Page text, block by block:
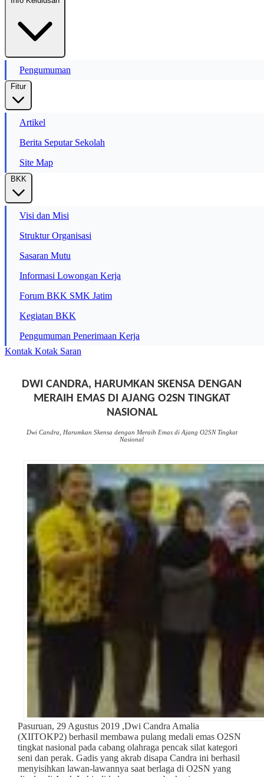
Pengumuman
Fitur
Artikel
Berita Seputar Sekolah
Site Map
BKK
Visi dan Misi
Struktur Organisasi
Sasaran Mutu
Informasi Lowongan Kerja
Forum BKK SMK Jatim
Kegiatan BKK
Pengumuman Penerimaan Kerja
Kontak Kotak Saran
DWI CANDRA, HARUMKAN SKENSA DENGAN
MERAIH EMAS DI AJANG O2SN TINGKAT
NASIONAL
Dwi Candra, Harumkan Skensa dengan Meraih Emas di Ajang O2SN Tingkat
Nasional
Pasuruan, 29 Agustus 2019 ,Dwi Candra Amalia
(XIITOKP2) berhasil membawa pulang medali emas O2SN
tingkat nasional pada cabang olahraga pencak silat kategori
seni dan perak. Gadis yang akrab disapa Candra ini berhasil
menyisihkan lawan-lawannya saat berlaga di O2SN yang